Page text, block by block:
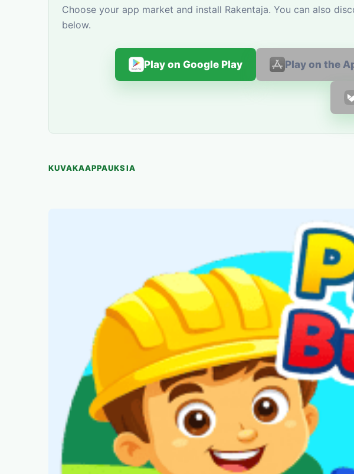
Choose your app market and install Rakentaja. You can also
below.
Play on Google Play Play on the
KUVAKAAPPAUKSIA